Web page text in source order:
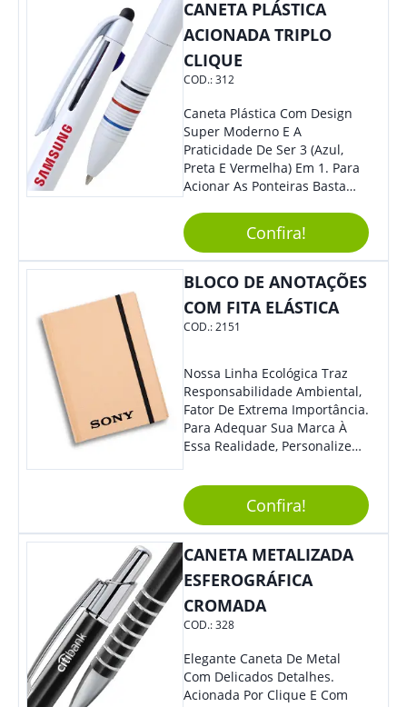
Colaboradores E Parceiros De
CANETA PLÁSTICA
ACIONADA TRIPLO
CLIQUE
COD.:312
Caneta Plástica Com Design
Super Moderno E A
Praticidade De Ser 3 (Azul,
Preta E Vermelha) Em 1. Para
Acionar As Ponteiras Basta
Baixo.
Confira!
BLOCO DE ANOTAÇÕES
COM FITA ELÁSTICA
COD.:2151
Nossa Linha Ecológica Traz
Responsabilidade Ambiental,
Fator De Extrema Importância.
Para Adequar Sua Marca À
Essa Realidade, Personalize
Anotações Com Post-It E
Caneta. Elaborado A Partir De
Material Reciclado, O Brinde
Também É Prático, Tornando-
Se Assim Excelente Para Uso
Cotidiano. Perfeito, Não É?!
Confira!
CANETA METALIZADA
ESFEROGRÁFICA
CROMADA
COD.:328
Elegante Caneta De Metal
Com Delicados Detalhes.
Acionada Por Clique E Com